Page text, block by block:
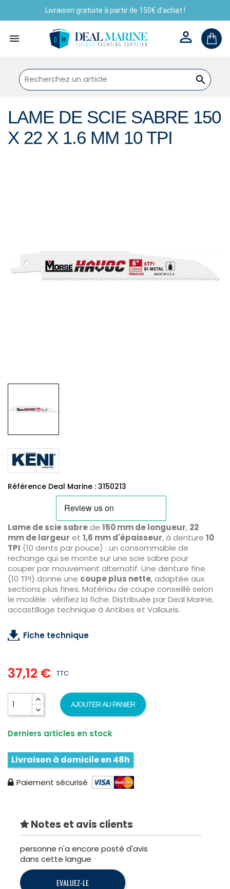
Livraison gratuite à partir de 150€ d'achat !
 

LAME DE SCIE SABRE 150
X 22 X 1.6 MM 10 TPI
Référence Deal Marine : 3150213
Lame de scie sabrede 150 mm de longueur, 22
mm de largeur et 1,6 mm d'épaisseur, à denture 10
TPI (10 dents par pouce) : un consommable de
rechange qui se monte sur une scie sabre pour
couper par mouvement alternatif. Une denture fine
(10 TPI) donne une coupe plus nette, adaptée aux
sections plus fines. Matériau de coupe conseillé selon
le modèle : vérifiez la fiche. Distribuée par Deal Marine,
accastillage technique à Antibes et Vallauris.
Fiche technique
37,12 € TTC
AJOUTER AU PANIER
Derniers articles en stock
Livraison à domicile en 48h
Paiement sécurisé
Notes et avis clients
personne n'a encore posté d'avis
dans cette langue
EVALUEZ-LE